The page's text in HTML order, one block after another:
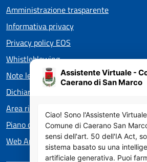
Amministrazione trasparente
Informativa privacy
Privacy policy EOS
Whistleblowing
Note legali
Dichiarazione di accessibilità
Area riservata Consiglieri
Piano di Miglioramento dei Servizi
Web Analytics Italia
Assistente Virtuale -
Caerano di San Marco
Ciao! Sono l'Assistente
Comune di Caerano San
sensi dell'art. 50 dell'IA Act,
sistema basato su una
artificiale generativa. Puoi